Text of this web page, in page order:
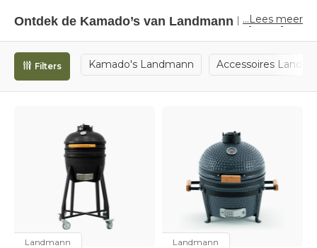
Ontdek de Kamado’s van Landmann bij Skoy
Outdoor Cooking
Wil je grillen als een pro? Dan zijn de
kamado’s van
Landmann
de ultieme keuze voor jouw buitenkeuken!
Deze keramische houtskoolbarbecues combineren
en topresultaten.
Waarom een Landmann Kamado?
Een kamado is niet zomaar een barbecue — het is een
alleskunner. Dankzij de dikke keramische wanden houdt
een Landmann kamado de warmte uitzonderlijk goed
vast en verdeeld. Dat betekent:
...Lees meer
Kamado's Landmann Accessoires
Filters
Landmann Landmann